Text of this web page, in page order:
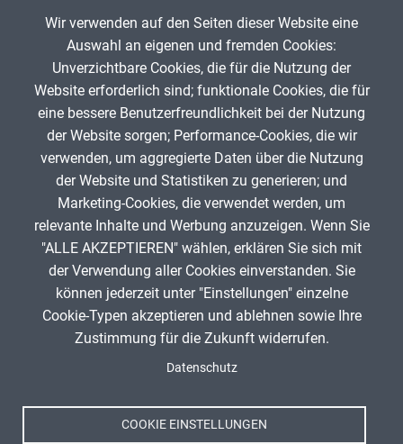
Ammoniak-Springbrunnen
182 Sf-ELG
ANZEIGE
Spenden
Impressum
Wir verwenden auf den Seiten dieser Website eine
Auswahl an eigenen und fremden Cookies:
Unverzichtbare Cookies, die für die Nutzung der
Website erforderlich sind; funktionale Cookies, die für
eine bessere Benutzerfreundlichkeit bei der Nutzung
der Website sorgen; Performance-Cookies, die wir
verwenden, um aggregierte Daten über die Nutzung
der Website und Statistiken zu generieren; und
Marketing-Cookies, die verwendet werden, um
relevante Inhalte und Werbung anzuzeigen. Wenn Sie
"ALLE AKZEPTIEREN" wählen, erklären Sie sich mit
der Verwendung aller Cookies einverstanden. Sie
können jederzeit unter "Einstellungen" einzelne
Cookie-Typen akzeptieren und ablehnen sowie Ihre
Zustimmung für die Zukunft widerrufen.
Datenschutz
COOKIE EINSTELLUNGEN